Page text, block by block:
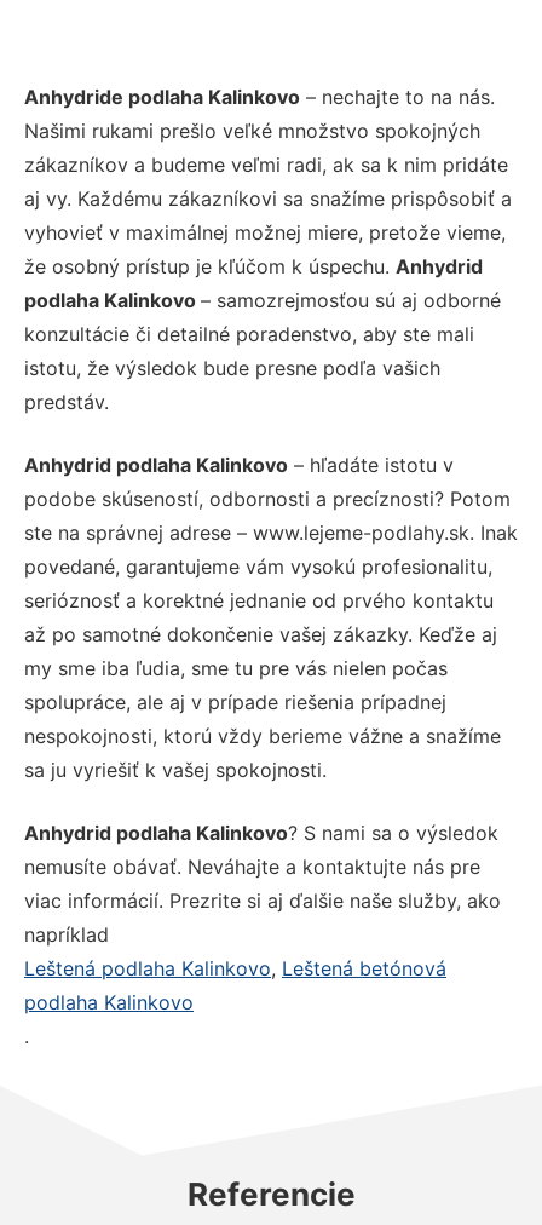
Anhydride podlaha Kalinkovo – nechajte to na nás.
Našimi rukami prešlo veľké množstvo spokojných
zákazníkov a budeme veľmi radi, ak sa k nim pridáte
aj vy. Každému zákazníkovi sa snažíme prispôsobiť a
vyhovieť v maximálnej možnej miere, pretože vieme,
že osobný prístup je kľúčom k úspechu. Anhydrid
podlaha Kalinkovo – samozrejmosťou sú aj odborné
konzultácie či detailné poradenstvo, aby ste mali
istotu, že výsledok bude presne podľa vašich
predstáv.
Anhydrid podlaha Kalinkovo – hľadáte istotu v
podobe skúseností, odbornosti a precíznosti? Potom
ste na správnej adrese – www.lejeme-podlahy.sk. Inak
povedané, garantujeme vám vysokú profesionalitu,
serióznosť a korektné jednanie od prvého kontaktu
až po samotné dokončenie vašej zákazky. Keďže aj
my sme iba ľudia, sme tu pre vás nielen počas
spolupráce, ale aj v prípade riešenia prípadnej
nespokojnosti, ktorú vždy berieme vážne a snažíme
sa ju vyriešiť k vašej spokojnosti.
Anhydrid podlaha Kalinkovo? S nami sa o výsledok
nemusíte obávať. Neváhajte a kontaktujte nás pre
viac informácií. Prezrite si aj ďalšie naše služby, ako
napríklad
Leštená podlaha Kalinkovo, Leštená betónová
podlaha Kalinkovo
.
Referencie